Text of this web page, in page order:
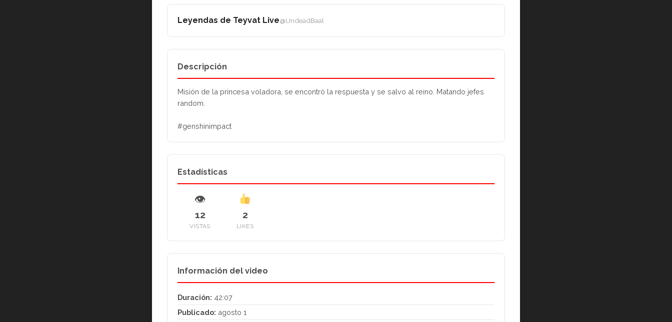
Leyendas de Teyvat Live@UndeadBaal
Descripción
Misión de la princesa voladora, se encontró la respuesta y se salvo al reino. Matando jefes
random.
#genshinimpact
Estadísticas
👁
12
VISTAS
2
LIKES
Información del video
Duración: 42:07
Publicado: agosto 1